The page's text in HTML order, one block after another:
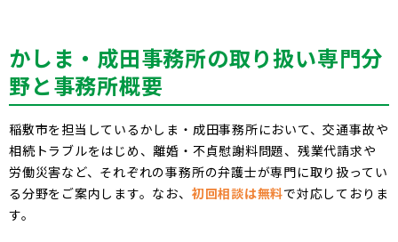
かしま 成田事務所の取り扱い専門分
野と事務所概要
稲敷市を担当しているかしま・成田事務所において、交通事故や
相続トラブルをはじめ、離婚・不貞慰謝料問題、残業代請求や
労働災害など、それぞれの事務所の弁護士が専門に取り扱ってい
る分野をご案内します。なお、 初回相談は無料で対応しておりま
す。